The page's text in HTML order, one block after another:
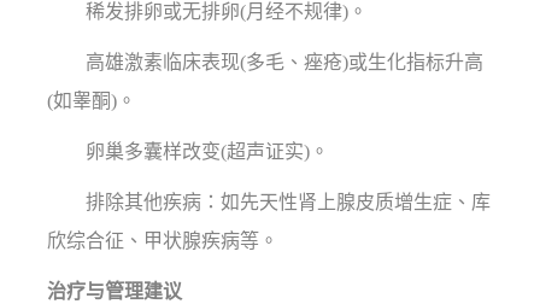
稀发排卵或无排卵(月经不规律)。
高雄激素临床表现(多毛、痤疮)或生化指标升高
(如睾酮)。
卵巢多囊样改变(超声证实)。
排除其他疾病：如先天性肾上腺皮质增生症、库
欣综合征、甲状腺疾病等。
治疗与管理建议